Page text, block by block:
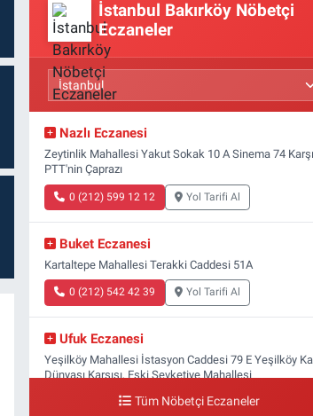
İstanbul Bakırköy Nöbetçi
Eczaneler
Nazlı Eczanesi
Zeytinlik Mahallesi Yakut Sokak 10 A Sinema 74
PTT'nin Çaprazı
0 (212) 599 12 12 Yol Tarifi Al
Buket Eczanesi
Kartaltepe Mahallesi Terakki Caddesi 51A
0 (212) 542 42 39 Yol Tarifi Al
Ufuk Eczanesi
Yeşilköy Mahallesi İstasyon Caddesi 79 E Yeşilköy
Dünyası Karşısı, Eski Şevketiye Mahallesi
0 (212) 663 03 25 Yol Tarifi Al
Tüm Nöbetçi Eczaneler